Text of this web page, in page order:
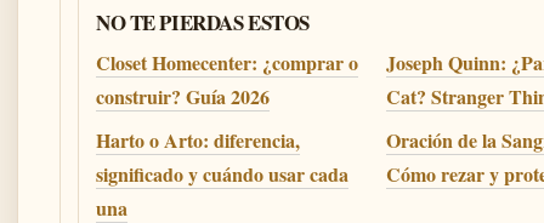
NO TE PIERDAS ESTOS
Closet Homecenter: ¿comprar o
construir? Guía 2026
Joseph Quinn:
Cat? Stranger
Harto o Arto: diferencia,
significado y cuándo usar cada
una
Oración de la
Cómo rezar y